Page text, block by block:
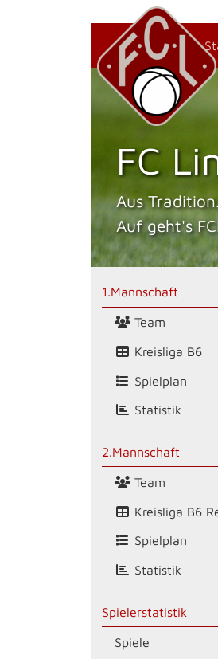
FC
Aus
Auf geht's
1.Mannschaft
Team
Kreisliga B6
Spielplan
Statistik
2.Mannschaft
Team
Kreisliga B6
Spielplan
Statistik
Spielerstatistik
Spiele